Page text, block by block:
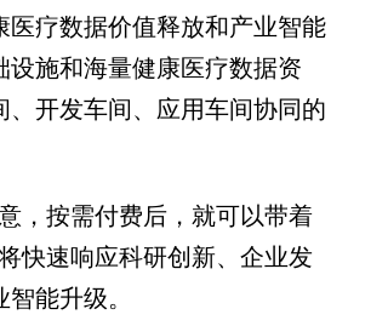
疗数据价值释放和产业智能
施和海量健康医疗数据资
、开发车间、应用车间协同的
按需付费后，就可以带着
快速响应科研创新、企业发
能升级。